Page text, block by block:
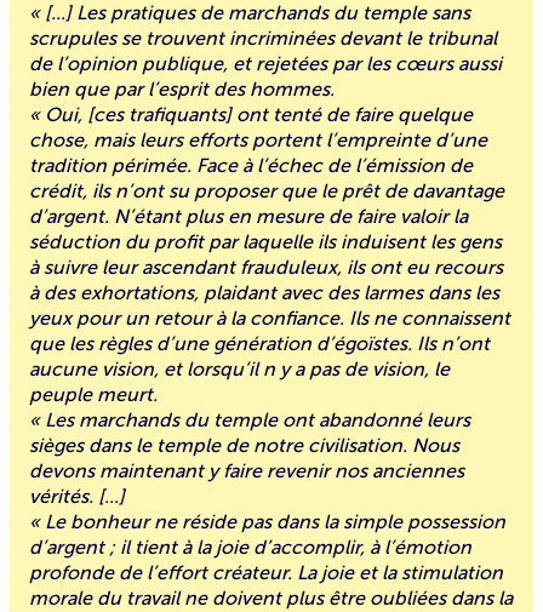
« [...] Les pratiques de marchands du temple sans
scrupules se trouvent incriminées devant le tribunal
de l’opinion publique, et rejetées par les cœurs aussi
bien que par l’esprit des hommes.
« Oui, [ces trafiquants] ont tenté de faire quelque
chose, mais leurs efforts portent l’empreinte d’une
tradition périmée. Face à l’échec de l’émission de
crédit, ils n’ont su proposer que le prêt de davantage
d’argent. N’étant plus en mesure de faire valoir la
séduction du profit par laquelle ils induisent les gens
à suivre leur ascendant frauduleux, ils ont eu recours
à des exhortations, plaidant avec des larmes dans les
yeux pour un retour à la confiance. Ils ne connaissent
que les règles d’une génération d’égoïstes. Ils n’ont
aucune vision, et lorsqu’il n y a pas de vision, le
peuple meurt.
« Les marchands du temple ont abandonné leurs
sièges dans le temple de notre civilisation. Nous
devons maintenant y faire revenir nos anciennes
vérités. [...]
« Le bonheur ne réside pas dans la simple possession
d’argent ; il tient à la joie d’accomplir, à l’émotion
profonde de l’effort créateur. La joie et la stimulation
morale du travail ne doivent plus être oubliées dans la